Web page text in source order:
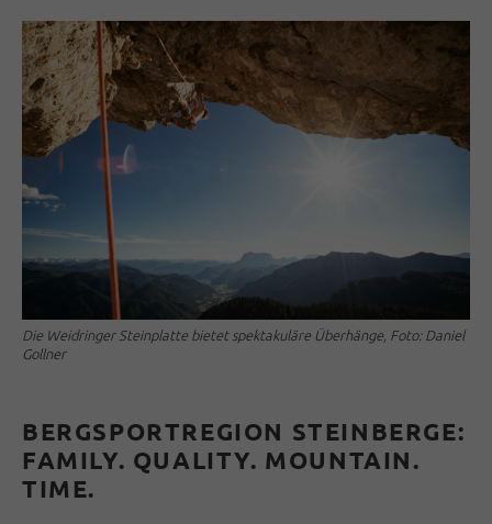
Die Weidringer Steinplatte bietet spektakuläre Überhänge, Foto: Daniel
Gollner
BERGSPORTREGION STEINBERGE:
FAMILY. QUALITY. MOUNTAIN.
TIME.